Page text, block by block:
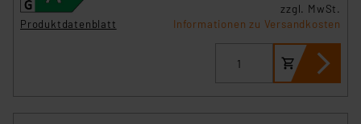
Produktdatenblatt
zzgl. MwSt.
Informationen zu Versandkosten